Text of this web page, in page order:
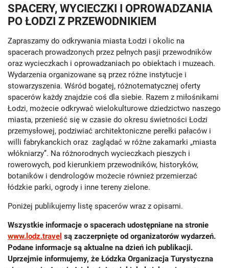
SPACERY, WYCIECZKI I OPROWADZANIA
PO ŁODZI Z PRZEWODNIKIEM
Zapraszamy do odkrywania miasta Łodzi i okolic na
spacerach prowadzonych przez pełnych pasji przewodników
oraz wycieczkach i oprowadzaniach po obiektach i muzeach.
Wydarzenia organizowane są przez różne instytucje i
stowarzyszenia. Wśród bogatej, różnotematycznej oferty
spacerów każdy znajdzie coś dla siebie. Razem z miłośnikami
Łodzi, możecie odkrywać wielokulturowe dziedzictwo naszego
miasta, przenieść się w czasie do okresu świetności Łodzi
przemysłowej, podziwiać architektoniczne perełki pałaców i
willi fabrykanckich oraz zaglądać w różne zakamarki „miasta
włókniarzy’’. Na różnorodnych wycieczkach pieszych i
rowerowych, pod kierunkiem przewodników, historyków,
botaników i dendrologów możecie również przemierzać
łódzkie parki, ogrody i inne tereny zielone.
Poniżej publikujemy listę spacerów wraz z opisami.
Wszystkie informacje o spacerach udostępniane na stronie
www.lodz.travel są zaczerpnięte od organizatorów wydarzeń.
Podane informacje są aktualne na dzień ich publikacji.
Uprzejmie informujemy, że Łódzka Organizacja Turystyczna